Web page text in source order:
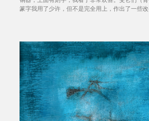
篆字我用了少许，但不是完全用上，作出了一些改